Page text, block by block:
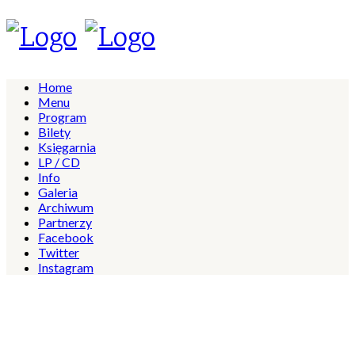
Home
Menu
Program
Bilety
Księgarnia
LP / CD
Info
Galeria
Archiwum
Partnerzy
Facebook
Twitter
Instagram